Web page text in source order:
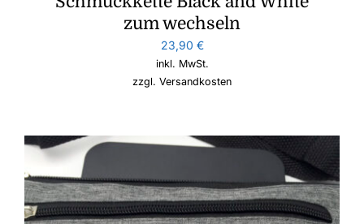
zum wechseln
23,90 €
inkl. MwSt.
zzgl. Versandkosten